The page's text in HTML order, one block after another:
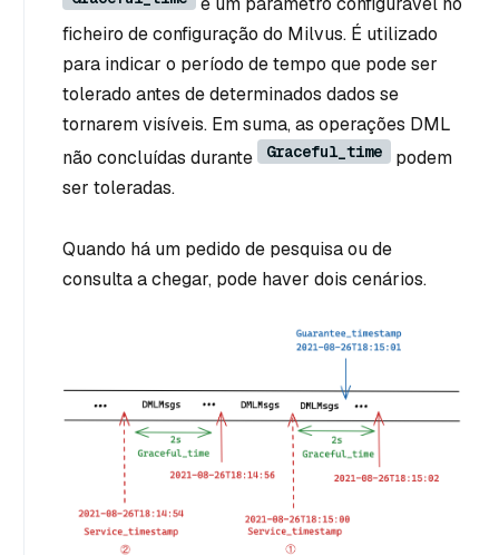
ficheiro de configuração do Milvus. É utilizado
para indicar o período de tempo que pode ser
tolerado antes de determinados dados se
tornarem visíveis. Em suma, as operações DML
não concluídas durante
Graceful_time
podem
ser toleradas.
Quando há um pedido de pesquisa ou de
consulta a chegar, pode haver dois cenários.